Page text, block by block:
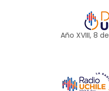
Año XVIII, 8 de